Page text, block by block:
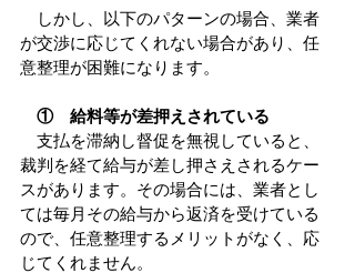
しかし、以下のパターンの場合、業者
が交渉に応じてくれない場合があり、任
意整理が困難になります。
①　給料等が差押えされている
支払を滞納し督促を無視していると、
裁判を経て給与が差し押さえされるケー
スがあります。その場合には、業者とし
ては毎月その給与から返済を受けている
ので、任意整理するメリットがなく、応
じてくれません。